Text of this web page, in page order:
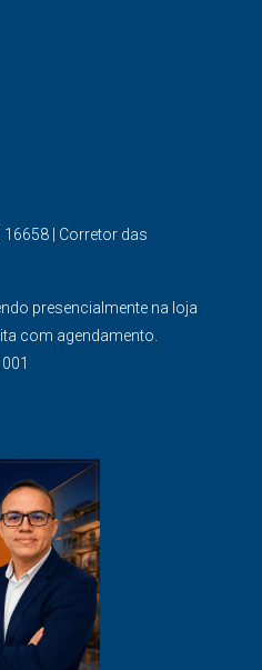
16658 | Corretor das
presencialmente na loja
com agendamento.